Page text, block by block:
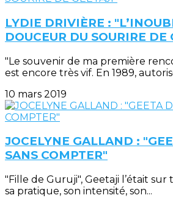
LYDIE DRIVIÈRE :
DOUCEUR DU SOURIRE DE
"Le souvenir de ma première
est encore très vif. En 1989,
10 mars 2019
JOCELYNE GALLAND :
SANS COMPTER"
"Fille de Guruji", Geetaji l’était sur
sa pratique, son intensité, son...